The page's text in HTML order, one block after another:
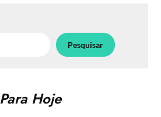
Pesquisar
Para Hoje